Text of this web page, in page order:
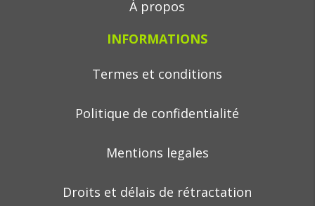
À propos
INFORMATIONS
Termes et conditions
Politique de confidentialité
Mentions legales
Droits et délais de rétractation